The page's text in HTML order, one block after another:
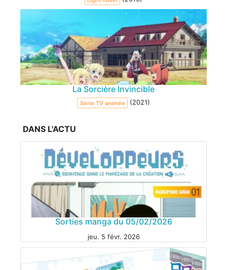
La Sorcière Invincible
Série TV animée (2021)
DANS L'ACTU
Sorties manga du 05/02/2026
jeu. 5 févr. 2026